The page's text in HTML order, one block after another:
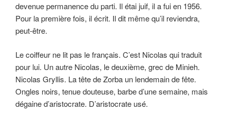
devenue permanence du parti. Il étai juif, il a fui en 1956.
Pour la première fois, il écrit. Il dit même qu’il reviendra,
peut-être.
Le coiffeur ne lit pas le français. C’est Nicolas qui traduit
pour lui. Un autre Nicolas, le deuxième, grec de Minieh.
Nicolas Gryllis. La tête de Zorba un lendemain de fête.
Ongles noirs, tenue douteuse, barbe d’une semaine, mais
dégaine d’aristocrate. D’aristocrate usé.